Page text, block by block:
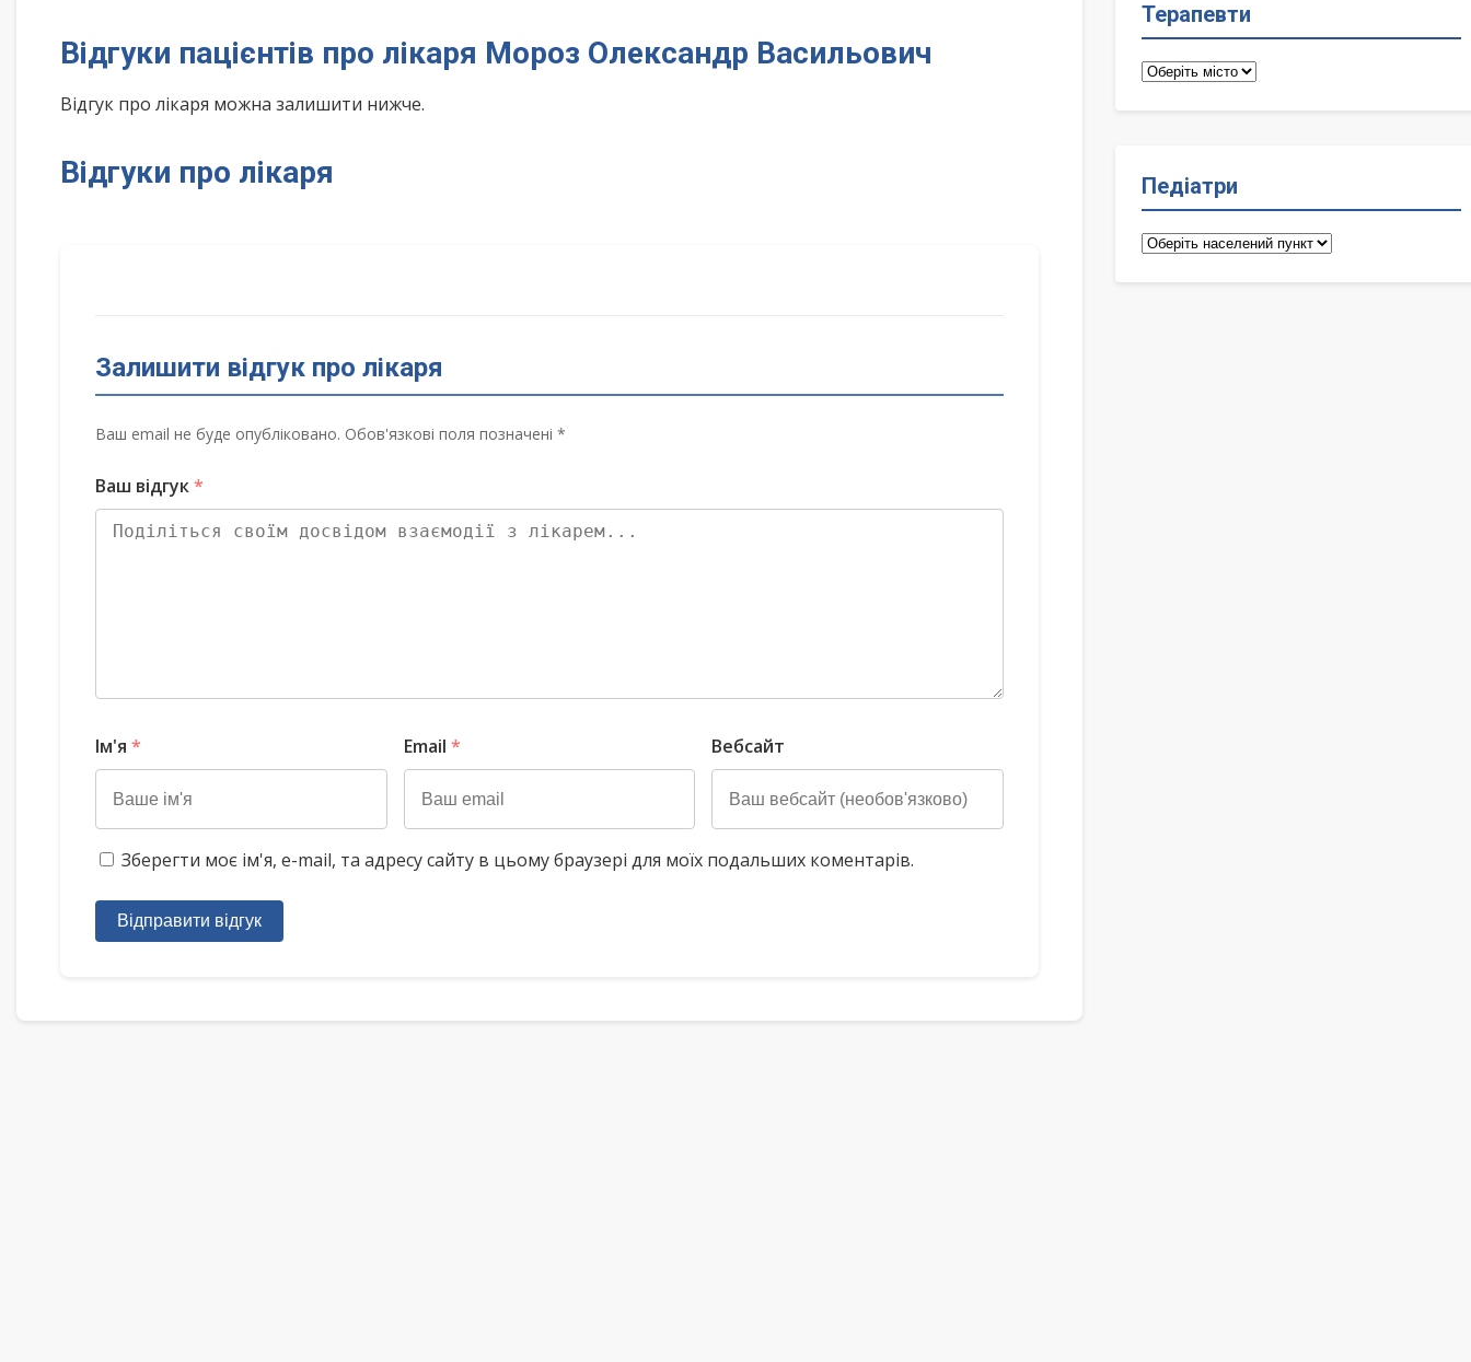
Відгуки пацієнтів про лікаря Мороз Олександр Васильович
Відгук про лікаря можна залишити нижче.
Відгуки про лікаря
Залишити відгук про лікаря
Ваш email не буде опубліковано. Обов'язкові поля позначені *
Ваш відгук*
Ім'я * Email * Вебсайт
Зберегти моє ім'я, e-mail, та адресу сайту в цьому браузері для моїх подальших коментарів.
Відправити відгук
Терапевти
Терапевти
Педіатри
Педіатри